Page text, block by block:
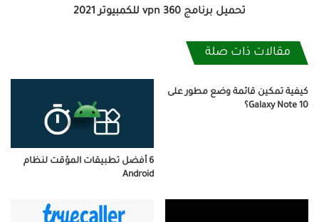
تحميل برنامج vpn 360 للكمبيوتر 2021
مقالات ذات صلة
كيفية تمكين قائمة وضع مطور على
Galaxy Note 10؟
6 أفضل تطبيقات المؤقت لنظام
Android